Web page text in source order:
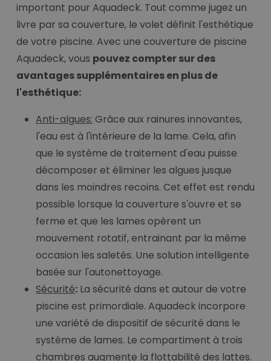
important pour Aquadeck. Tout comme jugez un
livre par sa couverture, le volet définit l'esthétique
de votre piscine. Avec une couverture de piscine
Aquadeck, vous pouvez compter sur des
avantages supplémentaires en plus de
l'esthétique:
Anti-algues: Grâce aux rainures innovantes,
l'eau est à l'intérieure de la lame. Cela, afin
que le système de traitement d'eau puisse
décomposer et éliminer les algues jusque
dans les moindres recoins. Cet effet est rendu
possible lorsque la couverture s'ouvre et se
ferme et que les lames opèrent un
mouvement rotatif, entrainant par la même
occasion les saletés. Une solution intelligente
basée sur l'autonettoyage.
Sécurité: La sécurité dans et autour de votre
piscine est primordiale. Aquadeck incorpore
une variété de dispositif de sécurité dans le
système de lames. Le compartiment à trois
chambres augmente la flottabilité des lattes.